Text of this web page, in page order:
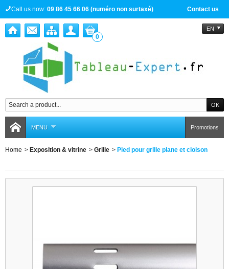
Contact us
Call us now: 09 86 45 66 06 (numéro non surtaxé)
EN
0
MENU Promotions
Home > Exposition & vitrine > Grille > Pied pour grille plane et cloison